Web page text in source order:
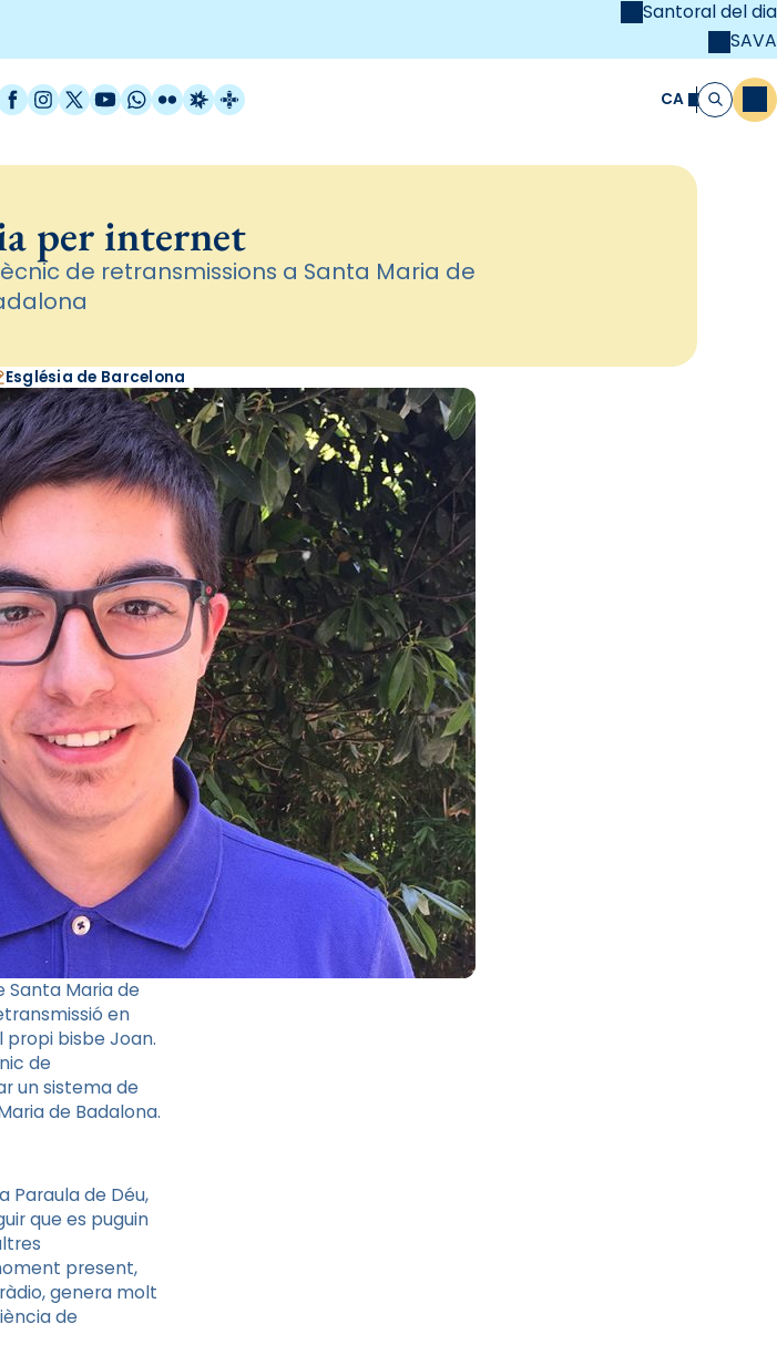
Santoral del dia
SAVA
Facebook
Instagram
X / Twitter
YouTube
WhatsApp
FlickrRadio Estel
Catalunya Cristiana CA Cerca
per internet
de retransmissions a Santa Maria de
Església de Barcelona
Santa Maria de
en
propi bisbe Joan.
de
un sistema de
de Badalona.
Paraula de Déu,
que es puguin
present,
genera molt
de